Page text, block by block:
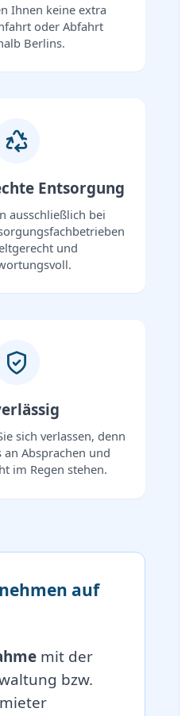
Ihnen keine extra
oder Abfahrt
Berlins.
Entsorgung
ausschließlich bei
und
sich verlassen, denn
Absprachen und
im Regen stehen.
auf
mit der
bzw.